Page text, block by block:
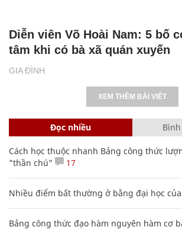
GIA ĐÌNH
Diễn viên Võ Hoài Nam: 5 bố
tâm khi có bà xã quán xuyến
XEM THÊM BÀI VIẾT
Đọc nhiều
Cách học thuộc nhanh Bảng công thức
"thần chú"
17
Nhiều điểm bất thường ở bằng đại học của
Bảng công thức đạo hàm nguyên hàm cơ